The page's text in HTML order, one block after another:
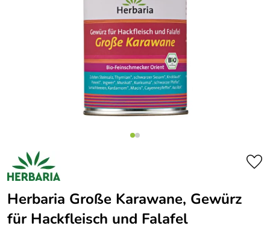
Herbaria Große Karawane, Gewürz
für Hackfleisch und Falafel